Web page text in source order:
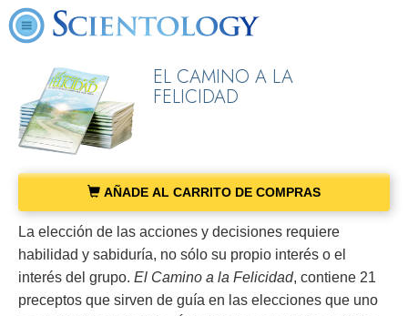
EL CAMINO A LA
FELICIDAD
AÑADE AL CARRITO DE COMPRAS
La elección de las acciones y decisiones requiere
habilidad y sabiduría, no sólo su propio interés o el
interés del grupo. El Camino a la Felicidad, contiene 21
preceptos que sirven de guía en las elecciones que uno